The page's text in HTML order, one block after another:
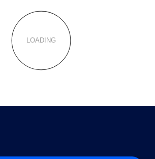
LOADING